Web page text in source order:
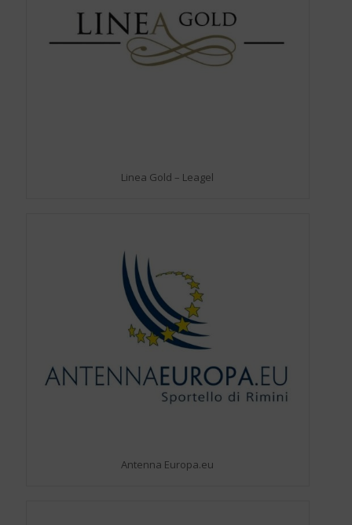
Linea Gold – Leagel
Antenna Europa.eu